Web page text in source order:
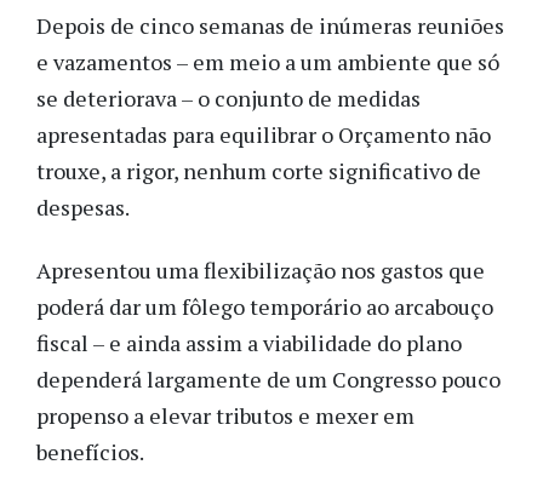
Depois de cinco semanas de inúmeras reuniões
e vazamentos – em meio a um ambiente que só
se deteriorava – o conjunto de medidas
apresentadas para equilibrar o Orçamento não
trouxe, a rigor, nenhum corte significativo de
despesas.
Apresentou uma flexibilização nos gastos que
poderá dar um fôlego temporário ao arcabouço
fiscal – e ainda assim a viabilidade do plano
dependerá largamente de um Congresso pouco
propenso a elevar tributos e mexer em
benefícios.